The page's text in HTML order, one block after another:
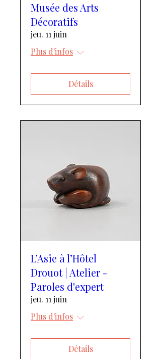
Musée des Arts
Décoratifs
jeu. 11 juin
Plus d'infos
Détails
L’Asie à l’Hôtel
Drouot | Atelier -
Paroles d'expert
jeu. 11 juin
Plus d'infos
Détails